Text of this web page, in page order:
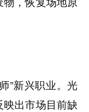
”新兴职业。光
出市场目前缺